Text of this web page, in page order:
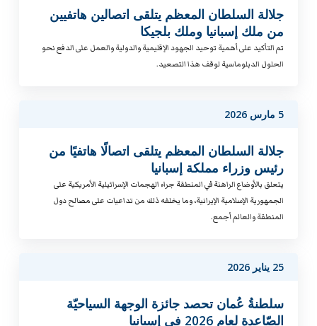
جلالة السلطان المعظم يتلقى اتصالين هاتفيين
من ملك إسبانيا وملك بلجيكا
تم التأكيد على أهمية توحيد الجهود الإقليمية والدولية والعمل على الدفع نحو
الحلول الدبلوماسية لوقف هذا التصعيد.
5 مارس 2026
جلالة السلطان المعظم يتلقى اتصالًا هاتفيًا من
رئيس وزراء مملكة إسبانيا
يتعلق بالأوضاع الراهنة في المنطقة جراء الهجمات الإسرائيلية الأمريكية على
الجمهورية الإسلامية الإيرانية، وما يخلفه ذلك من تداعيات على مصالح دول
المنطقة والعالم أجمع.
25 يناير 2026
سلطنةُ عُمان تحصد جائزة الوجهة السياحيّة
الصّاعدة لعام 2026 في إسبانيا